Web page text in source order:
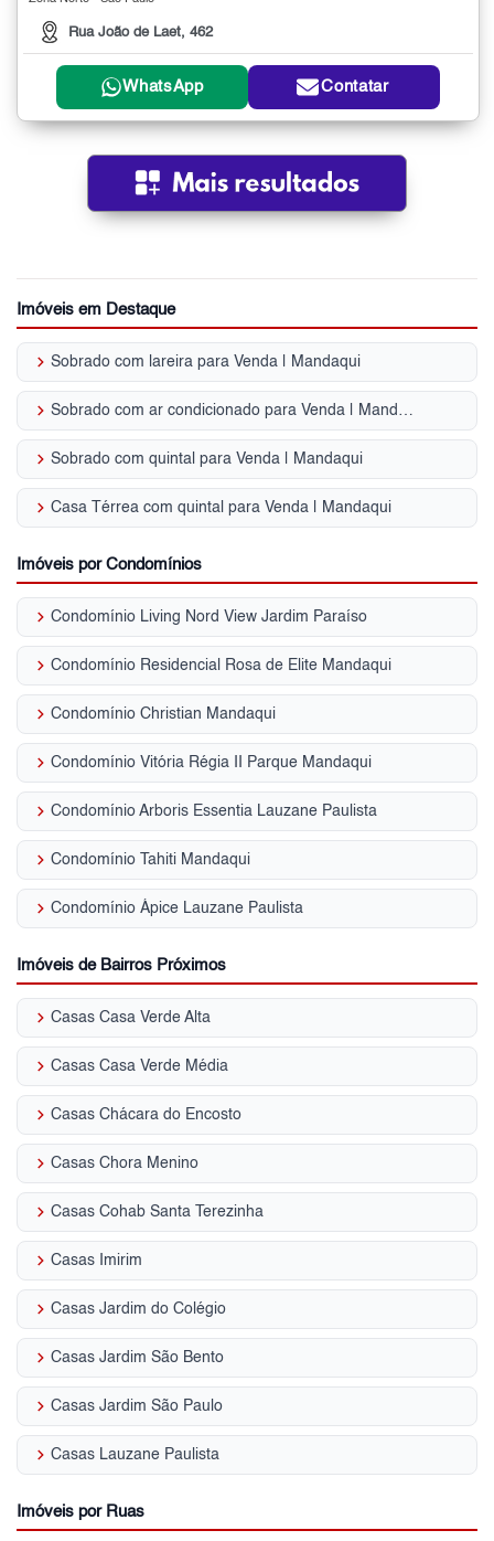
Rua João de Laet, 462
WhatsApp Contatar
Imóveis em Destaque
keyboard_arrow_right Sobrado com lareira para Venda | Mandaqui
keyboard_arrow_right Sobrado com ar condicionado para Venda | Mandaqui
keyboard_arrow_right Sobrado com quintal para Venda | Mandaqui
keyboard_arrow_right Casa Térrea com quintal para Venda | Mandaqui
Imóveis por Condomínios
keyboard_arrow_right Condomínio Living Nord View Jardim Paraíso
keyboard_arrow_right Condomínio Residencial Rosa de Elite Mandaqui
keyboard_arrow_right Condomínio Christian Mandaqui
keyboard_arrow_right Condomínio Vitória Régia II Parque Mandaqui
keyboard_arrow_right Condomínio Arboris Essentia Lauzane Paulista
keyboard_arrow_right Condomínio Tahiti Mandaqui
keyboard_arrow_right Condomínio Ápice Lauzane Paulista
Imóveis de Bairros Próximos
keyboard_arrow_right Casas Casa Verde Alta
keyboard_arrow_right Casas Casa Verde Média
keyboard_arrow_right Casas Chácara do Encosto
keyboard_arrow_right Casas Chora Menino
keyboard_arrow_right Casas Cohab Santa Terezinha
keyboard_arrow_right Casas Imirim
keyboard_arrow_right Casas Jardim do Colégio
keyboard_arrow_right Casas Jardim São Bento
keyboard_arrow_right Casas Jardim São Paulo
keyboard_arrow_right Casas Lauzane Paulista
Imóveis por Ruas